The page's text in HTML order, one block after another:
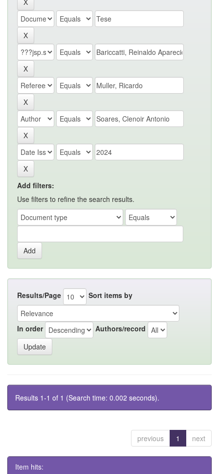
Add filters:
Use filters to refine the search results.
Results/Page Sort items by
In order Authors/record
Results 1-1 of 1 (Search time: 0.002 seconds).
previous 1 next
Item hits: